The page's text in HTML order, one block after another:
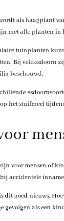
als haagplant
met alle planten
tuinplanten
Bij veldesdoorn
beschouwd.
het stuifmeel
voor mensen of
accidentele
goed nieuws.
gevolgen als een